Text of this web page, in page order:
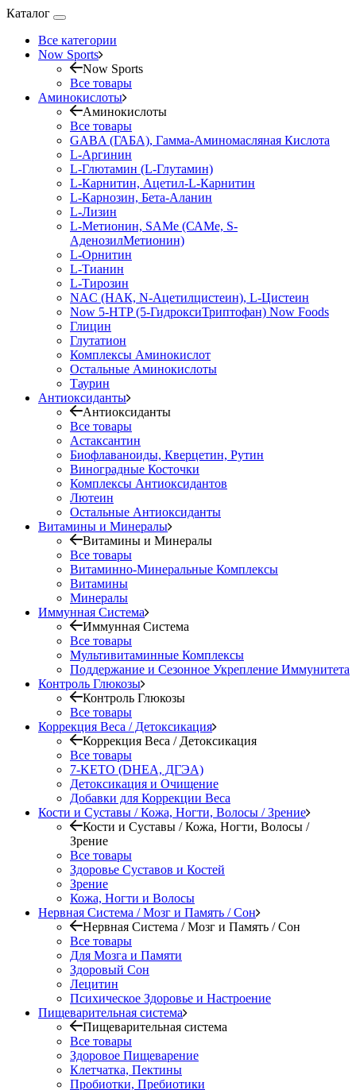
Каталог
Все категории
Now Sports
Now Sports
Все товары
Аминокислоты
Аминокислоты
Все товары
GABA (ГАБА), Гамма-Аминомасляная Кислота
L-Аргинин
L-Глютамин (L-Глутамин)
L-Карнитин, Ацетил-L-Карнитин
L-Карнозин, Бета-Аланин
L-Лизин
L-Метионин, SAMe (САМе, S-
АденозилМетионин)
L-Орнитин
L-Тианин
L-Тирозин
NAC (НАК, N-Ацетилцистеин), L-Цистеин
Now 5-HTP (5-ГидроксиТриптофан) Now Foods
Глицин
Глутатион
Комплексы Аминокислот
Остальные Аминокислоты
Таурин
Антиоксиданты
Антиоксиданты
Все товары
Астаксантин
Биофлаваноиды, Кверцетин, Рутин
Виноградные Косточки
Комплексы Антиоксидантов
Лютеин
Остальные Антиоксиданты
Витамины и Минералы
Витамины и Минералы
Все товары
Витаминно-Минеральные Комплексы
Витамины
Минералы
Иммунная Система
Иммунная Система
Все товары
Мультивитаминные Комплексы
Поддержание и Сезонное Укрепление Иммунитета
Контроль Глюкозы
Контроль Глюкозы
Все товары
Коррекция Веса / Детоксикация
Коррекция Веса / Детоксикация
Все товары
7-KETO (DHEA, ДГЭА)
Детоксикация и Очищение
Добавки для Коррекции Веса
Кости и Суставы / Кожа, Ногти, Волосы / Зрение
Кости и Суставы / Кожа, Ногти, Волосы /
Зрение
Все товары
Здоровье Суставов и Костей
Зрение
Кожа, Ногти и Волосы
Нервная Система / Мозг и Память / Сон
Нервная Система / Мозг и Память / Сон
Все товары
Для Мозга и Памяти
Здоровый Сон
Лецитин
Психическое Здоровье и Настроение
Пищеварительная система
Пищеварительная система
Все товары
Здоровое Пищеварение
Клетчатка, Пектины
Пробиотки, Пребиотики